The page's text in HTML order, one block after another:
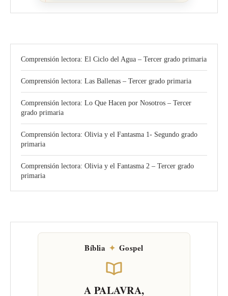
Comprensión lectora: El Ciclo del Agua – Tercer grado primaria
Comprensión lectora: Las Ballenas – Tercer grado primaria
Comprensión lectora: Lo Que Hacen por Nosotros – Tercer
grado primaria
Comprensión lectora: Olivia y el Fantasma 1- Segundo grado
primaria
Comprensión lectora: Olivia y el Fantasma 2 – Tercer grado
primaria
Bíblia ✦ Gospel
A PALAVRA,